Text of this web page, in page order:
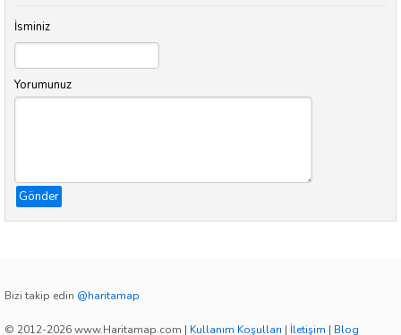
İsminiz
Yorumunuz
Gönder
Bizi takip edin @haritamap
© 2012-2026 www.Haritamap.com | Kullanım Koşulları | İletişim | Blog